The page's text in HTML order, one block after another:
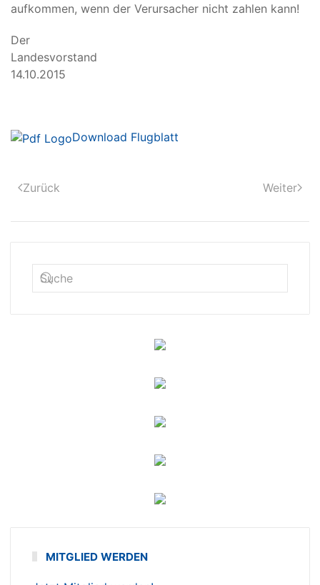
aufkommen, wenn der Verursacher nicht zahlen kann!
Der
Landesvorstand
14.10.2015
Download Flugblatt
Zurück Weiter
MITGLIED WERDEN